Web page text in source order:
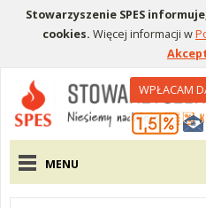
Stowarzyszenie SPES
cookies. Więcej informacji w
Menu pomocniczeWPŁACAM
Menu główne
MENU